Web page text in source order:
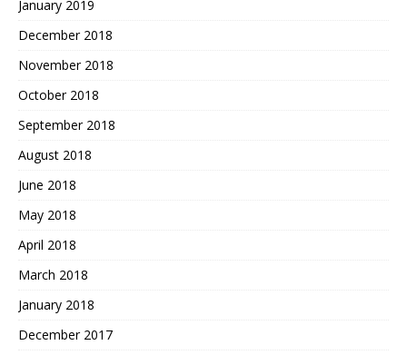
January 2019
December 2018
November 2018
October 2018
September 2018
August 2018
June 2018
May 2018
April 2018
March 2018
January 2018
December 2017